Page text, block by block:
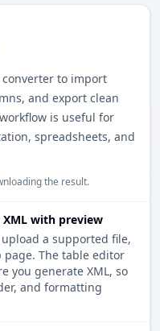
converter to import
and export clean
is useful for
spreadsheets, and
the result.
XML with preview
upload a supported file,
The table editor
you generate XML, so
and formatting